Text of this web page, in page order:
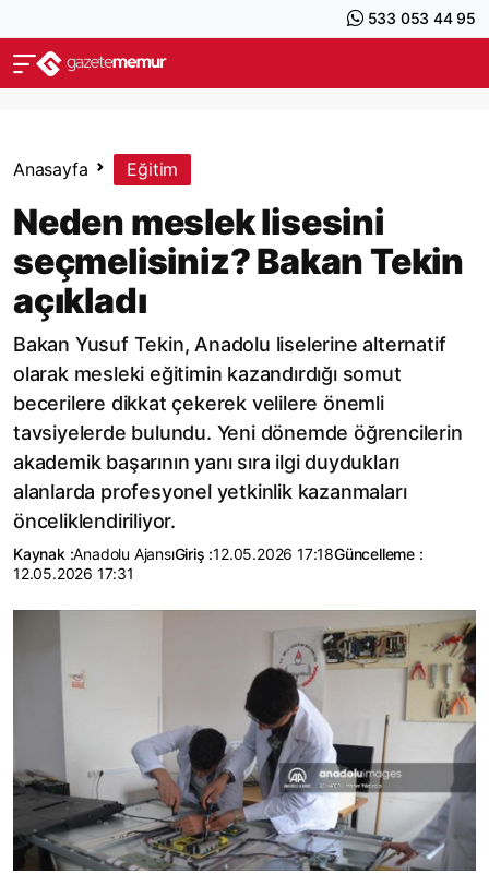
533 053 44 95
Anasayfa Eğitim
Neden meslek lisesini
seçmelisiniz? Bakan Tekin
açıkladı
Bakan Yusuf Tekin, Anadolu liselerine alternatif
olarak mesleki eğitimin kazandırdığı somut
becerilere dikkat çekerek velilere önemli
tavsiyelerde bulundu. Yeni dönemde öğrencilerin
akademik başarının yanı sıra ilgi duydukları
alanlarda profesyonel yetkinlik kazanmaları
önceliklendiriliyor.
Kaynak :Anadolu AjansıGiriş :12.05.2026 17:18Güncelleme :
12.05.2026 17:31